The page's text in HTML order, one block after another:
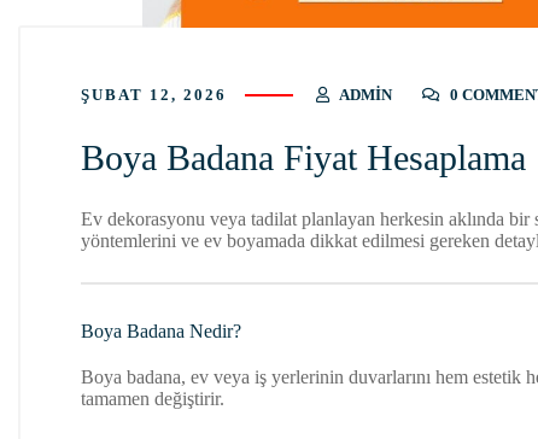
ŞUBAT 12, 2026 ADMIN 0
Boya Badana Fiyat Hesaplama
Ev dekorasyonu veya tadilat planlayan herkesin aklında bir
yöntemlerini ve ev boyamada dikkat edilmesi gereken
Boya Badana Nedir?
Boya badana, ev veya iş yerlerinin duvarlarını hem estetik
tamamen değiştirir.